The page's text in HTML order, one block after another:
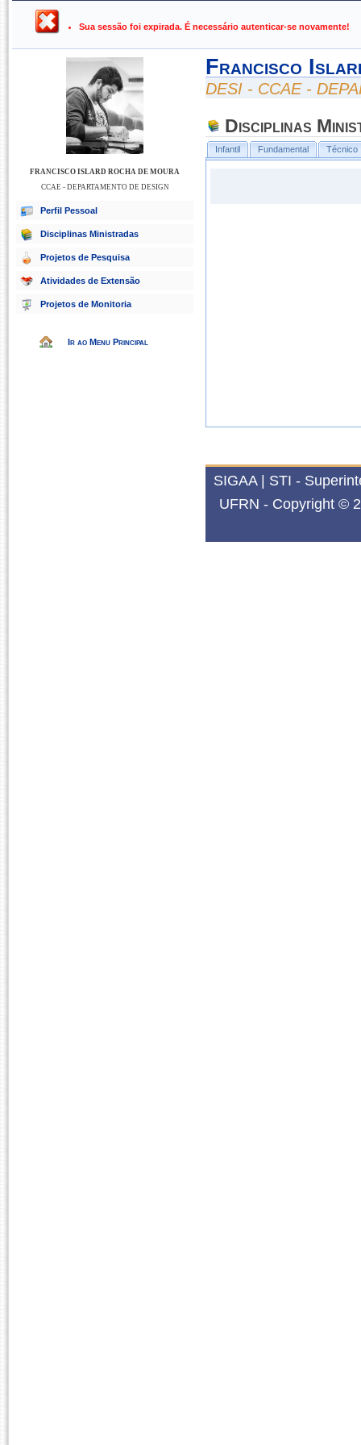
UFPB ›
Sua sessão foi expirada. É necessário autenticar-se novamente!
FRANCISCO ISLARD ROCHA DE MOURA
CCAE - DEPARTAMENTO DE DESIGN
Perfil Pessoal
Disciplinas Ministradas
Projetos de Pesquisa
Atividades de Extensão
Projetos de Monitoria
Ir ao Menu Principal
Francisco
DESI - CCAE -
Disciplinas
Infantil Fundamental Técnico
SIGAA | STI -
UFRN - Copyright ©